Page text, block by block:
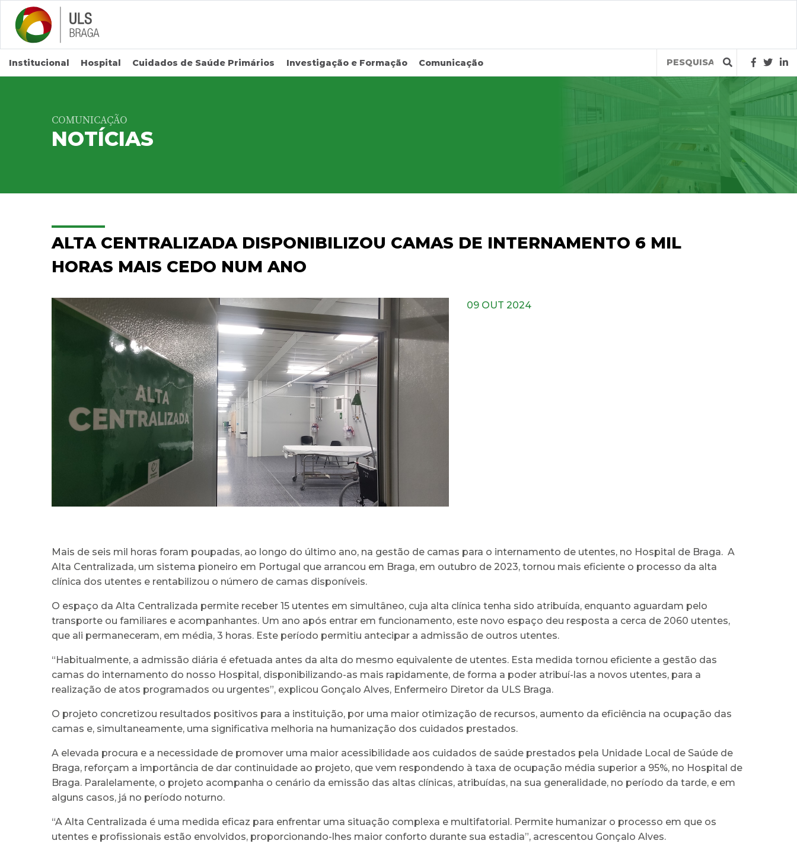
Saltar para conteúdo principal
Institucional Hospital Cuidados de Saúde Primários Investigação e Formação Comunicação
Query
COMUNICAÇÃO
NOTÍCIAS
ALTA CENTRALIZADA DISPONIBILIZOU CAMAS DE INTERNAMENTO 6 MIL
HORAS MAIS CEDO NUM ANO
09 OUT 2024
Mais de seis mil horas foram poupadas, ao longo do último ano, na gestão de camas para o internamento de utentes, no Hospital de Braga. A
Alta Centralizada, um sistema pioneiro em Portugal que arrancou em Braga, em outubro de 2023, tornou mais eficiente o processo da alta
clínica dos utentes e rentabilizou o número de camas disponíveis.
O espaço da Alta Centralizada permite receber 15 utentes em simultâneo, cuja alta clínica tenha sido atribuída, enquanto aguardam pelo
transporte ou familiares e acompanhantes. Um ano após entrar em funcionamento, este novo espaço deu resposta a cerca de 2060 utentes,
que ali permaneceram, em média, 3 horas. Este período permitiu antecipar a admissão de outros utentes.
“Habitualmente, a admissão diária é efetuada antes da alta do mesmo equivalente de utentes. Esta medida tornou eficiente a gestão das
camas do internamento do nosso Hospital, disponibilizando-as mais rapidamente, de forma a poder atribuí-las a novos utentes, para a
realização de atos programados ou urgentes”, explicou Gonçalo Alves, Enfermeiro Diretor da ULS Braga.
O projeto concretizou resultados positivos para a instituição, por uma maior otimização de recursos, aumento da eficiência na ocupação das
camas e, simultaneamente, uma significativa melhoria na humanização dos cuidados prestados.
A elevada procura e a necessidade de promover uma maior acessibilidade aos cuidados de saúde prestados pela Unidade Local de Saúde de
Braga, reforçam a importância de dar continuidade ao projeto, que vem respondendo à taxa de ocupação média superior a 95%, no Hospital de
Braga. Paralelamente, o projeto acompanha o cenário da emissão das altas clínicas, atribuídas, na sua generalidade, no período da tarde, e em
alguns casos, já no período noturno.
“A Alta Centralizada é uma medida eficaz para enfrentar uma situação complexa e multifatorial. Permite humanizar o processo em que os
utentes e profissionais estão envolvidos, proporcionando-lhes maior conforto durante sua estadia”, acrescentou Gonçalo Alves.